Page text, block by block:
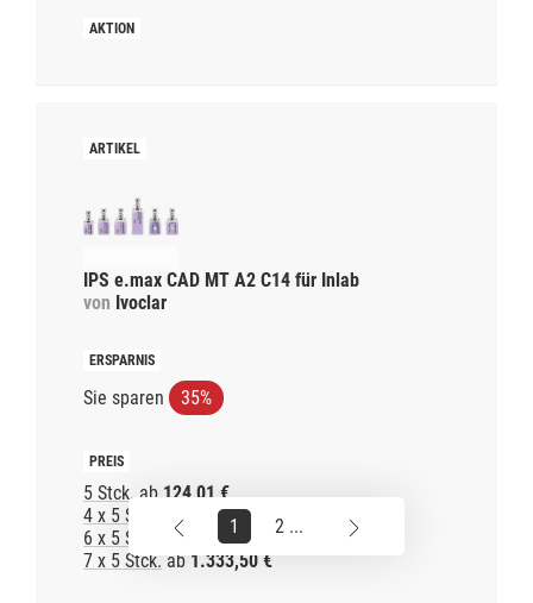
IPS e.max CAD MT A2 C14 für Inlab
von Ivoclar
Sie sparen 35%
5 Stck. ab 124,01 €
4 x 5 Stck.
ab
762,00 €
6 x 5 Stck.
ab
1.143,00 €
7 x 5 Stck. ab 1.333,50 €
1 2 ...